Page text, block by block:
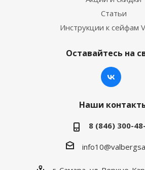
Статьи
Инструкции к сейфам
Оставайтесь на
Наши
8 (846) 300-